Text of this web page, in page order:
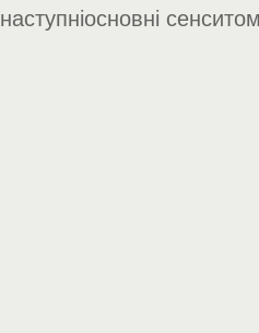
наступніосновні